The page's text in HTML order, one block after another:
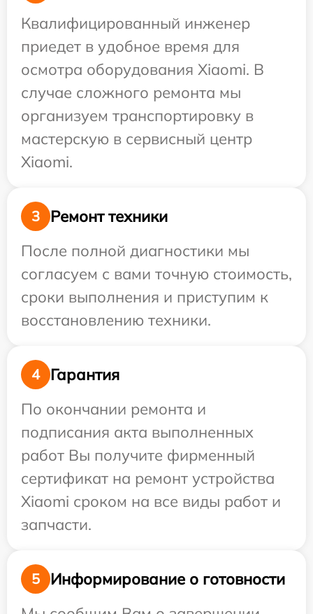
Квалифицированный инженер
приедет в удобное время для
осмотра оборудования Xiaomi. В
случае сложного ремонта мы
организуем транспортировку в
мастерскую в сервисный центр
Xiaomi.
3
Ремонт техники
После полной диагностики мы
согласуем с вами точную стоимость,
сроки выполнения и приступим к
восстановлению техники.
4
Гарантия
По окончании ремонта и
подписания акта выполненных
работ Вы получите фирменный
сертификат на ремонт устройства
Xiaomi сроком на все виды работ и
запчасти.
5
Информирование о готовности